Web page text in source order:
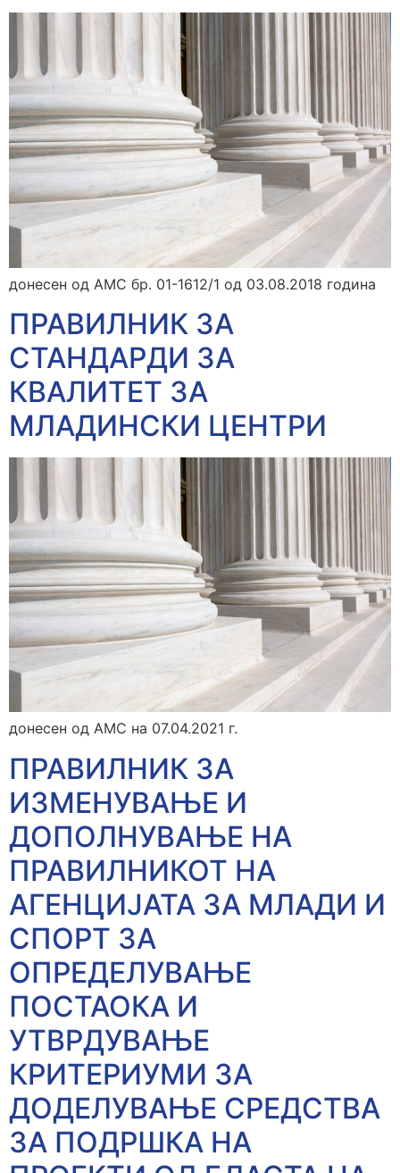
донесен од АМС бр. 01-1612/1 од 03.08.2018 година
ПРАВИЛНИК ЗА
СТАНДАРДИ ЗА
КВАЛИТЕТ ЗА
МЛАДИНСКИ ЦЕНТРИ
донесен од АМС на 07.04.2021 г.
ПРАВИЛНИК ЗА
ИЗМЕНУВАЊЕ И
ДОПОЛНУВАЊЕ НА
ПРАВИЛНИКОТ НА
АГЕНЦИЈАТА ЗА МЛАДИ И
СПОРТ ЗА
ОПРЕДЕЛУВАЊЕ
ПОСТАОКА И
УТВРДУВАЊЕ
КРИТЕРИУМИ ЗА
ДОДЕЛУВАЊЕ СРЕДСТВА
ЗА ПОДРШКА НА